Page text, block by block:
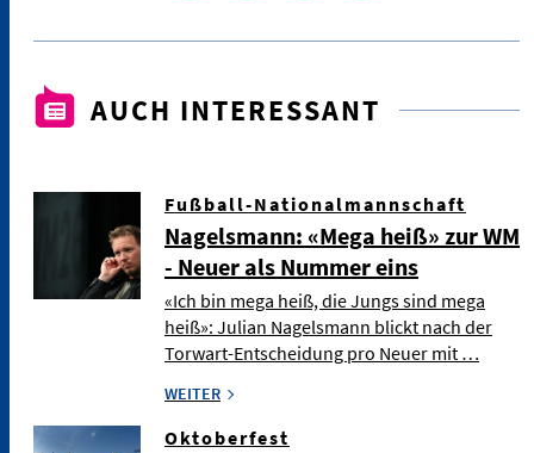
AUCH INTERESSANT
Fußball-Nationalmannschaft
Nagelsmann: «Mega heiß» zur WM
- Neuer als Nummer eins
«Ich bin mega heiß, die Jungs sind mega
heiß»: Julian Nagelsmann blickt nach der
Torwart-Entscheidung pro Neuer mit …
WEITER
Oktoberfest